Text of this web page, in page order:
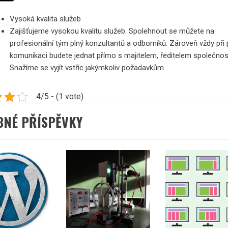
Vysoká kvalita služeb
Zajišťujeme vysokou kvalitu služeb. Spolehnout se můžete na
profesionální tým plný konzultantů a odborníků. Zároveň vždy při
komunikaci budete jednat přímo s majitelem, ředitelem
Snažíme se vyjít vstříc jakýmkoliv požadavkům.
4/5 - (1 vote)
PŘÍSPĚVKY